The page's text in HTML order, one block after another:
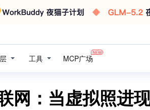
工具 MCP广场
网：当虚拟照进